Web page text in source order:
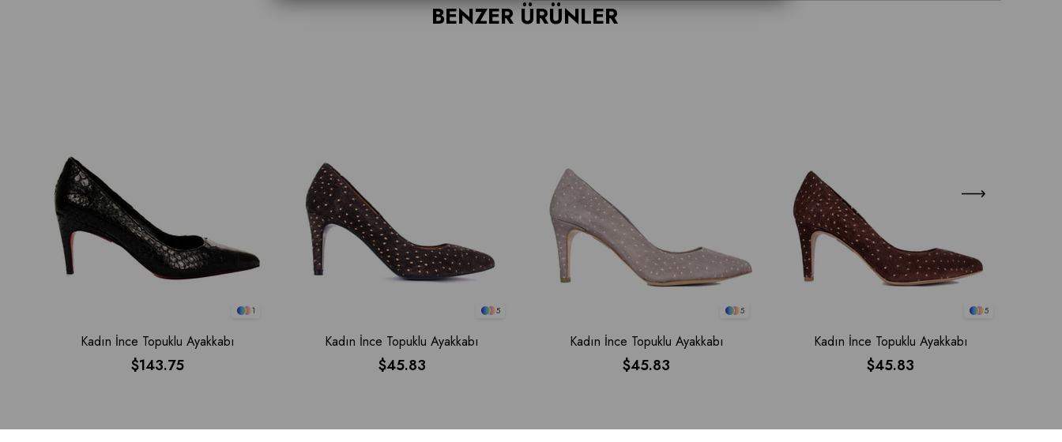
BENZER ÜRÜNLER
1
Kadın İnce Topuklu Ayakkabı
$143.75
5
Kadın İnce Topuklu Ayakkabı
$45.83
5
Kadın İnce Topuklu Ayakkabı
$45.83
5
Kadın İnce Topuklu Ayakkabı
$45.83